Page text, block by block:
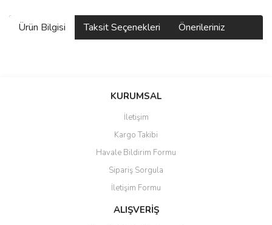
Ürün Bilgisi Taksit Seçenekleri Önerileriniz
Ürün resmi kalitesiz, bozuk veya görüntülenemiyor.
Ürün açıklamasında eksik bilgiler bulunuyor.
Ürün bilgilerinde hatalar bulunuyor.
Ürün fiyatı diğer sitelerden daha pahalı.
Bu ürüne benzer farklı alternatifler olmalı.
KURUMSAL
İletişim
Kargo Takibi
Havale Bildirim Formu
Sipariş Sorgula
İletişim Formu
ALIŞVERİŞ